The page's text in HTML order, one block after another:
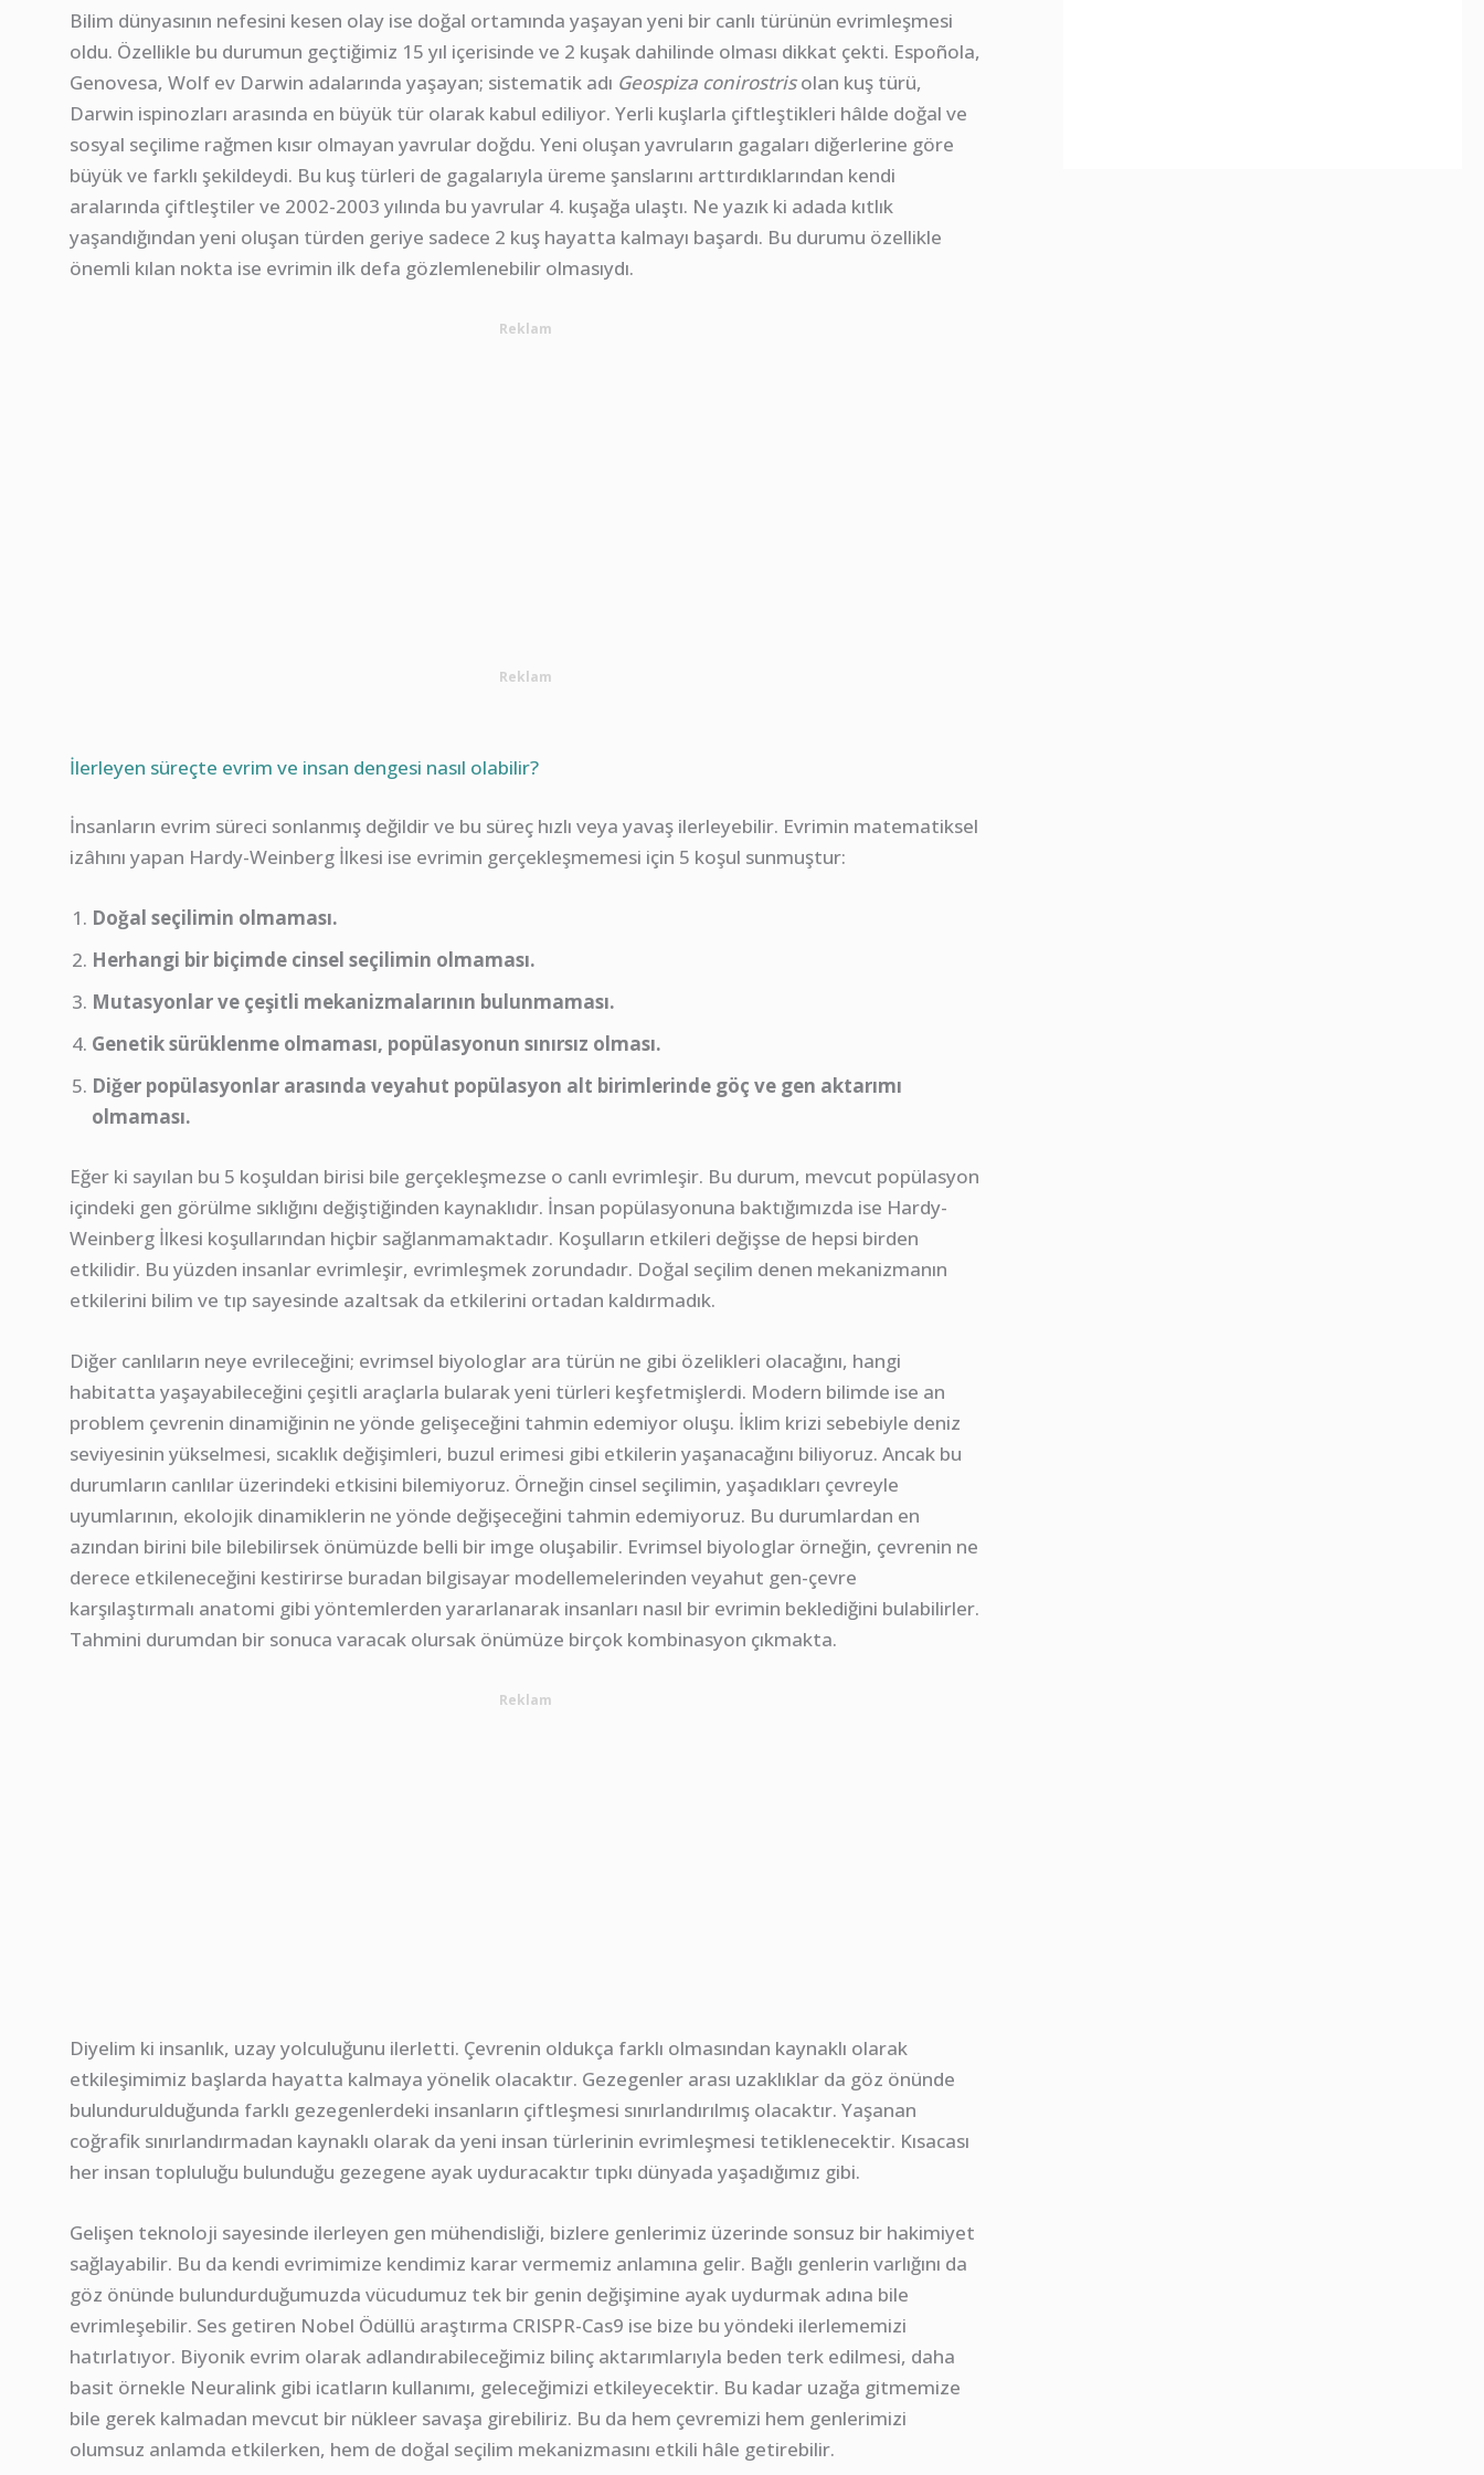
Bilim dünyasının nefesini kesen olay ise doğal ortamında yaşayan yeni bir canlı türünün evrimleşmesi
oldu. Özellikle bu durumun geçtiğimiz 15 yıl içerisinde ve 2 kuşak dahilinde olması dikkat çekti. Espoñola,
Genovesa, Wolf ev Darwin adalarında yaşayan; sistematik adı Geospiza conirostrisolan kuş türü,
Darwin ispinozları arasında en büyük tür olarak kabul ediliyor. Yerli kuşlarla çiftleştikleri hâlde doğal ve
sosyal seçilime rağmen kısır olmayan yavrular doğdu. Yeni oluşan yavruların gagaları diğerlerine göre
büyük ve farklı şekildeydi. Bu kuş türleri de gagalarıyla üreme şanslarını arttırdıklarından kendi
aralarında çiftleştiler ve 2002-2003 yılında bu yavrular 4. kuşağa ulaştı. Ne yazık ki adada kıtlık
yaşandığından yeni oluşan türden geriye sadece 2 kuş hayatta kalmayı başardı. Bu durumu özellikle
önemli kılan nokta ise evrimin ilk defa gözlemlenebilir olmasıydı.
Reklam
Reklam
İlerleyen süreçte evrim ve insan dengesi nasıl olabilir?
İnsanların evrim süreci sonlanmış değildir ve bu süreç hızlı veya yavaş ilerleyebilir. Evrimin matematiksel
izâhını yapan Hardy-Weinberg İlkesi ise evrimin gerçekleşmemesi için 5 koşul sunmuştur:
Doğal seçilimin olmaması.
Herhangi bir biçimde cinsel seçilimin olmaması.
Mutasyonlar ve çeşitli mekanizmalarının bulunmaması.
Genetik sürüklenme olmaması, popülasyonun sınırsız olması.
Diğer popülasyonlar arasında veyahut popülasyon alt birimlerinde göç ve gen aktarımı
olmaması.
Eğer ki sayılan bu 5 koşuldan birisi bile gerçekleşmezse o canlı evrimleşir. Bu durum, mevcut popülasyon
içindeki gen görülme sıklığını değiştiğinden kaynaklıdır. İnsan popülasyonuna baktığımızda ise Hardy-
Weinberg İlkesi koşullarından hiçbir sağlanmamaktadır. Koşulların etkileri değişse de hepsi birden
etkilidir. Bu yüzden insanlar evrimleşir, evrimleşmek zorundadır. Doğal seçilim denen mekanizmanın
etkilerini bilim ve tıp sayesinde azaltsak da etkilerini ortadan kaldırmadık.
Diğer canlıların neye evrileceğini; evrimsel biyologlar ara türün ne gibi özelikleri olacağını, hangi
habitatta yaşayabileceğini çeşitli araçlarla bularak yeni türleri keşfetmişlerdi. Modern bilimde ise an
problem çevrenin dinamiğinin ne yönde gelişeceğini tahmin edemiyor oluşu. İklim krizi sebebiyle deniz
seviyesinin yükselmesi, sıcaklık değişimleri, buzul erimesi gibi etkilerin yaşanacağını biliyoruz. Ancak bu
durumların canlılar üzerindeki etkisini bilemiyoruz. Örneğin cinsel seçilimin, yaşadıkları çevreyle
uyumlarının, ekolojik dinamiklerin ne yönde değişeceğini tahmin edemiyoruz. Bu durumlardan en
azından birini bile bilebilirsek önümüzde belli bir imge oluşabilir. Evrimsel biyologlar örneğin, çevrenin ne
derece etkileneceğini kestirirse buradan bilgisayar modellemelerinden veyahut gen-çevre
karşılaştırmalı anatomi gibi yöntemlerden yararlanarak insanları nasıl bir evrimin beklediğini bulabilirler.
Tahmini durumdan bir sonuca varacak olursak önümüze birçok kombinasyon çıkmakta.
Reklam
Diyelim ki insanlık, uzay yolculuğunu ilerletti. Çevrenin oldukça farklı olmasından kaynaklı olarak
etkileşimimiz başlarda hayatta kalmaya yönelik olacaktır. Gezegenler arası uzaklıklar da göz önünde
bulundurulduğunda farklı gezegenlerdeki insanların çiftleşmesi sınırlandırılmış olacaktır. Yaşanan
coğrafik sınırlandırmadan kaynaklı olarak da yeni insan türlerinin evrimleşmesi tetiklenecektir. Kısacası
her insan topluluğu bulunduğu gezegene ayak uyduracaktır tıpkı dünyada yaşadığımız gibi.
Gelişen teknoloji sayesinde ilerleyen gen mühendisliği, bizlere genlerimiz üzerinde sonsuz bir hakimiyet
sağlayabilir. Bu da kendi evrimimize kendimiz karar vermemiz anlamına gelir. Bağlı genlerin varlığını da
göz önünde bulundurduğumuzda vücudumuz tek bir genin değişimine ayak uydurmak adına bile
evrimleşebilir. Ses getiren Nobel Ödüllü araştırma CRISPR-Cas9 ise bize bu yöndeki ilerlememizi
hatırlatıyor. Biyonik evrim olarak adlandırabileceğimiz bilinç aktarımlarıyla beden terk edilmesi, daha
basit örnekle Neuralink gibi icatların kullanımı, geleceğimizi etkileyecektir. Bu kadar uzağa gitmemize
bile gerek kalmadan mevcut bir nükleer savaşa girebiliriz. Bu da hem çevremizi hem genlerimizi
olumsuz anlamda etkilerken, hem de doğal seçilim mekanizmasını etkili hâle getirebilir.